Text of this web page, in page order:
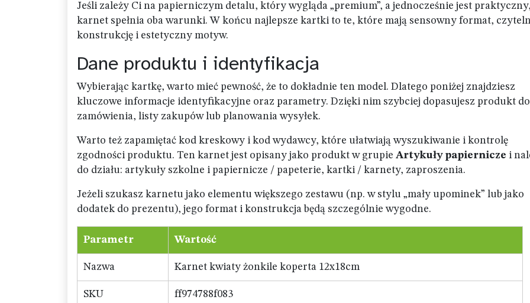
Jeśli zależy Ci na papierniczym detalu, który wygląda „premium”, a jednocześnie jest
karnet spełnia oba warunki. W końcu najlepsze kartki to te, które mają sensowny format,
konstrukcję i estetyczny motyw.
Dane produktu i identyfikacja
Wybierając kartkę, warto mieć pewność, że to dokładnie ten model. Dlatego poniżej znajdziesz
kluczowe informacje identyfikacyjne oraz parametry. Dzięki nim szybciej dopasujesz produkt do
zamówienia, listy zakupów lub planowania wysyłek.
Warto też zapamiętać kod kreskowy i kod wydawcy, które ułatwiają wyszukiwanie i kontrolę
zgodności produktu. Ten karnet jest opisany jako produkt w grupie Artykuły papiernicze i
do działu: artykuły szkolne i papiernicze / papeterie, kartki / karnety, zaproszenia.
Jeżeli szukasz karnetu jako elementu większego zestawu (np. w stylu „mały upominek” lub jako
dodatek do prezentu), jego format i konstrukcja będą szczególnie wygodne.
Parametr Wartość
Nazwa Karnet kwiaty żonkile koperta 12x18cm
SKU ff974788f083